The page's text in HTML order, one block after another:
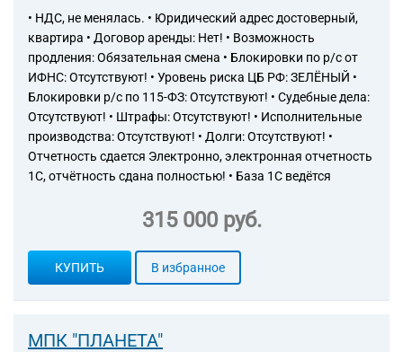
• НДС, не менялась. • Юридический адрес достоверный,
квартира • Договор аренды: Нет! • Возможность
продления: Обязательная смена • Блокировки по р/с от
ИФНС: Отсутствуют! • Уровень риска ЦБ РФ: ЗЕЛЁНЫЙ •
Блокировки р/с по 115-ФЗ: Отсутствуют! • Судебные дела:
Отсутствуют! • Штрафы: Отсутствуют! • Исполнительные
производства: Отсутствуют! • Долги: Отсутствуют! •
Отчетность сдается Электронно, электронная отчетность
1С, отчётность сдана полностью! • База 1С ведётся
315 000 руб.
КУПИТЬ В избранное
МПК "ПЛАНЕТА"